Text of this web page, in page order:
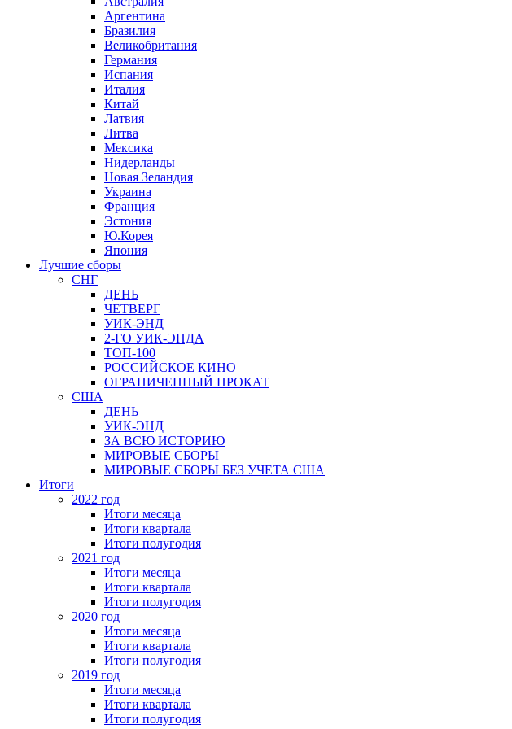
Аргентина
Бразилия
Великобритания
Германия
Испания
Италия
Китай
Латвия
Литва
Мексика
Нидерланды
Новая Зеландия
Украина
Франция
Эстония
Ю.Корея
Япония
Лучшие сборы
СНГ
ДЕНЬ
ЧЕТВЕРГ
УИК-ЭНД
2-ГО УИК-ЭНДА
ТОП-100
РОССИЙСКОЕ КИНО
ОГРАНИЧЕННЫЙ ПРОКАТ
США
ДЕНЬ
УИК-ЭНД
ЗА ВСЮ ИСТОРИЮ
МИРОВЫЕ СБОРЫ
МИРОВЫЕ СБОРЫ БЕЗ УЧЕТА США
Итоги
2022 год
Итоги месяца
Итоги квартала
Итоги полугодия
2021 год
Итоги месяца
Итоги квартала
Итоги полугодия
2020 год
Итоги месяца
Итоги квартала
Итоги полугодия
2019 год
Итоги месяца
Итоги квартала
Итоги полугодия